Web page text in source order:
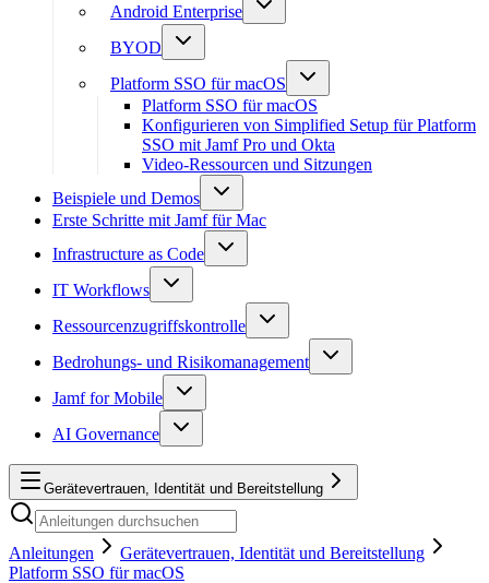
Android Enterprise
BYOD
Platform SSO für macOS
Platform SSO für macOS
Konfigurieren von Simplified Setup für Platform
SSO mit Jamf Pro und Okta
Video-Ressourcen und Sitzungen
Beispiele und Demos
Erste Schritte mit Jamf für Mac
Infrastructure as Code
IT Workflows
Ressourcenzugriffskontrolle
Bedrohungs- und Risikomanagement
Jamf for Mobile
AI Governance
Gerätevertrauen, Identität und Bereitstellung
Anleitungen
Gerätevertrauen, Identität und Bereitstellung
Platform SSO für macOS